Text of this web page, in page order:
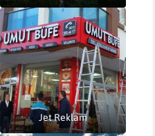
Jet Reklam